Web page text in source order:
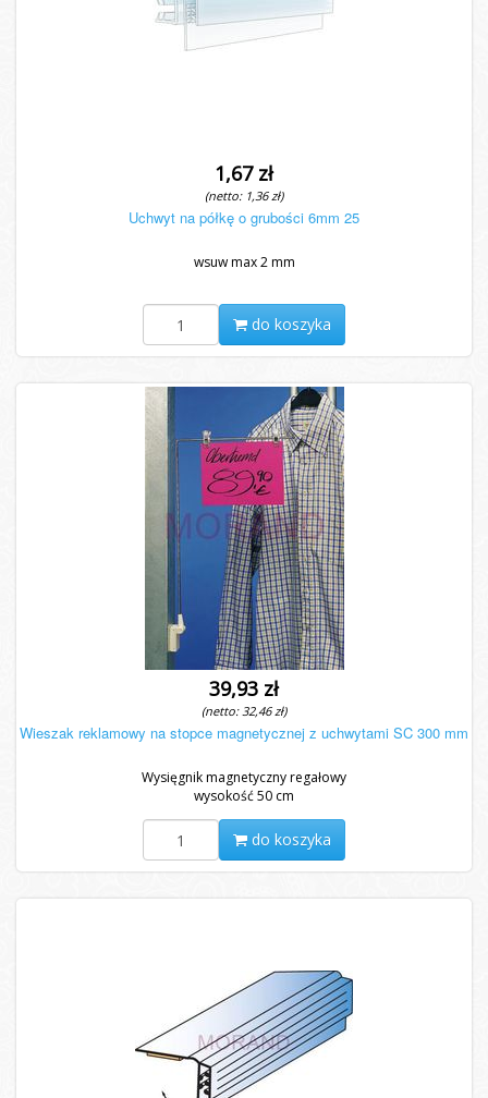
1,67 zł
(netto: 1,36 zł)
Uchwyt na półkę o grubości 6mm 25
wsuw max 2 mm
do koszyka
39,93 zł
(netto: 32,46 zł)
Wieszak reklamowy na stopce magnetycznej z uchwytami SC 300 mm
Wysięgnik magnetyczny regałowy
wysokość 50 cm
do koszyka